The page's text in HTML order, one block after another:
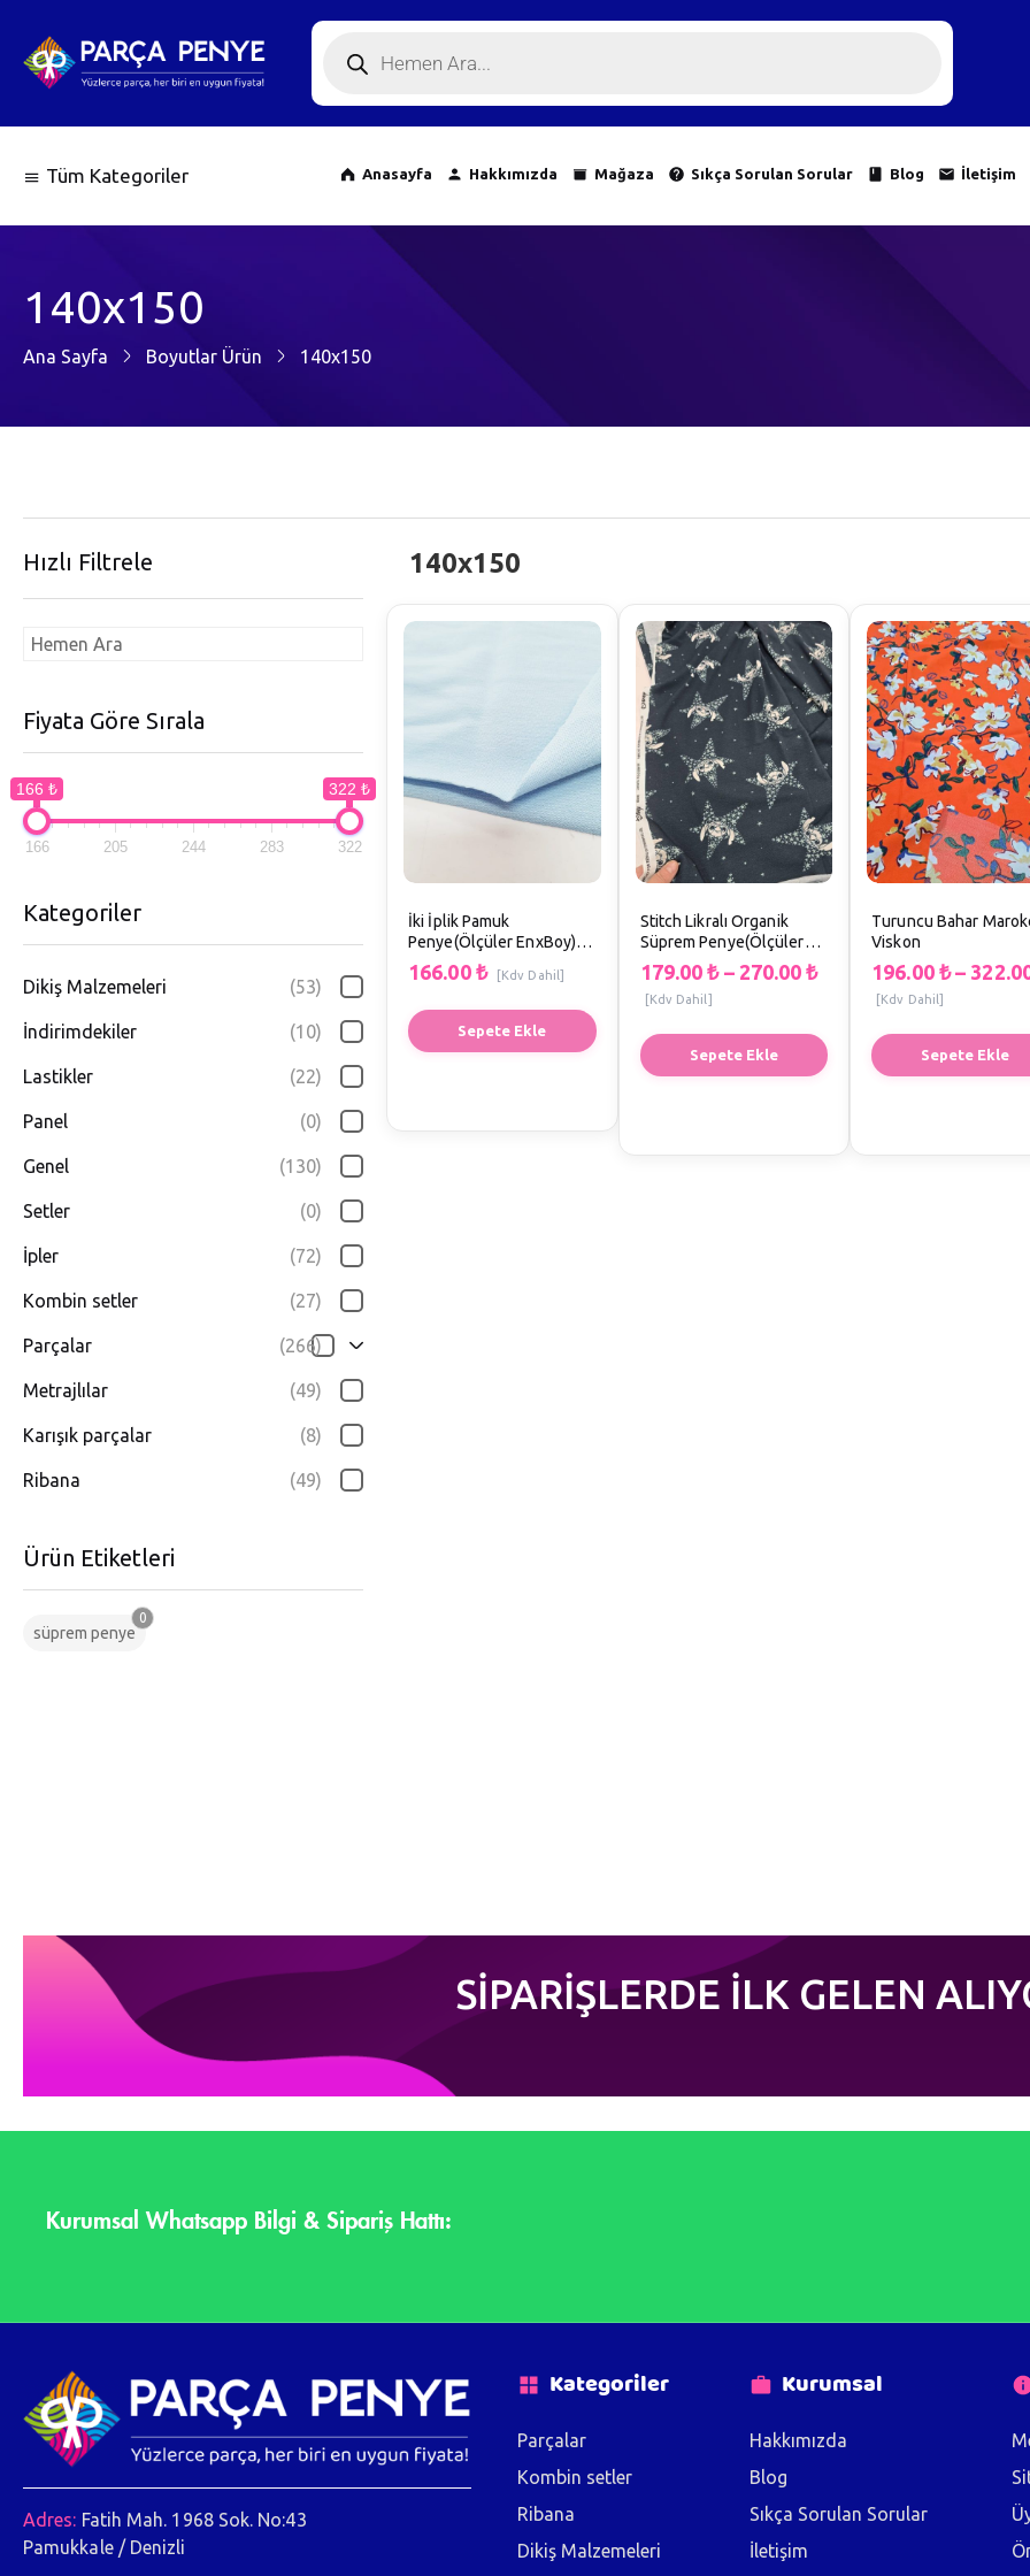
Tüm Kategoriler Anasayfa Hakkımızda Mağaza Sıkça Sorulan Sorular Blog İletişim
140x150
Ana Sayfa Boyutlar Ürün 140x150
Hızlı Filtrele
Fiyata Göre Sırala
166 ₺ 322 ₺
166 205 244 283 322
Kategoriler
Dikiş Malzemeleri (53)
İndirimdekiler (10)
Lastikler (22)
Panel (0)
Genel (130)
Setler (0)
İpler (72)
Kombin setler (27)
Parçalar (266)
Metrajlılar (49)
Karışık parçalar (8)
Ribana (49)
Ürün Etiketleri
0
süprem penye
140x150
Sepete Ekle
İki İplik Pamuk
Penye(Ölçüler EnxBoy)
B1
166.00 ₺ [Kdv Dahil]
Sepete Ekle
Stitch Likralı Organik
Süprem Penye(Ölçüler
EnxBoy)
179.00₺ – 270.00₺
[Kdv Dahil]
Sepete Ekle
Turuncu Bahar
Viskon
196.00 ₺ –
[Kdv Dahil]
SİPARİŞLERDE İLK GELEN
Kurumsal Whatsapp Bilgi & Sipariş Hattı:
Adres: Fatih Mah. 1968 Sok. No:43
Pamukkale / Denizli
Kategoriler
Parçalar
Kombin setler
Ribana
Dikiş Malzemeleri
Kurumsal
Hakkımızda
Blog
Sıkça Sorulan Sorular
İletişim